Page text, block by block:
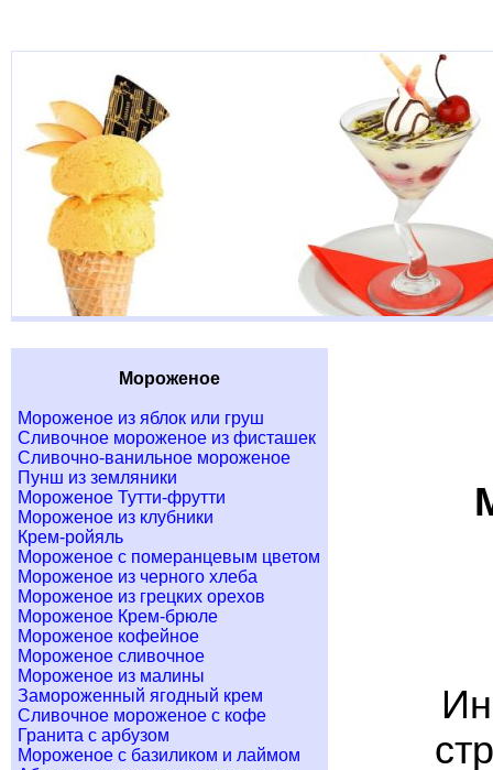
Мороженое
Мороженое из яблок или груш
Сливочное мороженое из фисташек
Сливочно-ванильное мороженое
Пунш из земляники
Мороженое Тутти-фрутти
Мороженое из клубники
Крем-ройяль
Мороженое с померанцевым цветом
Мороженое из черного хлеба
Мороженое из грецких орехов
Мороженое Крем-брюле
Мороженое кофейное
Мороженое сливочное
Мороженое из малины
Замороженный ягодный крем
Сливочное мороженое с кофе
Гранита с арбузом
Мороженое с базиликом и лаймом